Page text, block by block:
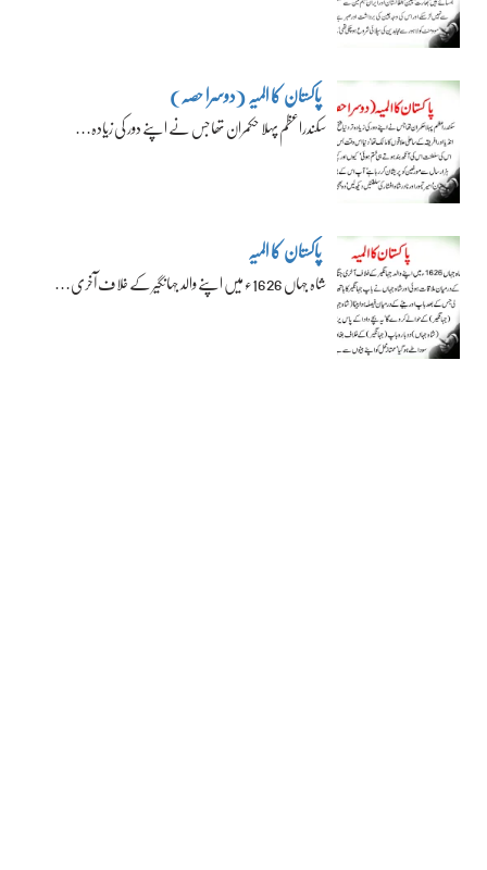
پاکستان کا المیہ (دوسرا حصہ)
سکندراعظم پہلا حکمران تھا جس نے اپنے دور کی زیادہ…
پاکستان کا المیہ
شاہ جہاں 1626ء میں اپنے والد جہانگیر کے خلاف آخری…